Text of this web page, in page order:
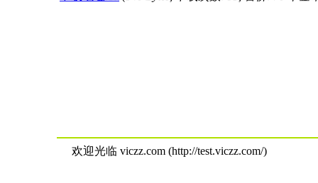
欢迎光临 viczz.com (http://test.viczz.com/)